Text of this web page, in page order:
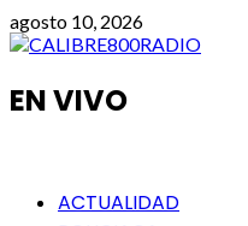
Saltar
al
agosto 10, 2026
EN VIVO
Menú
principal
ACTUALIDAD